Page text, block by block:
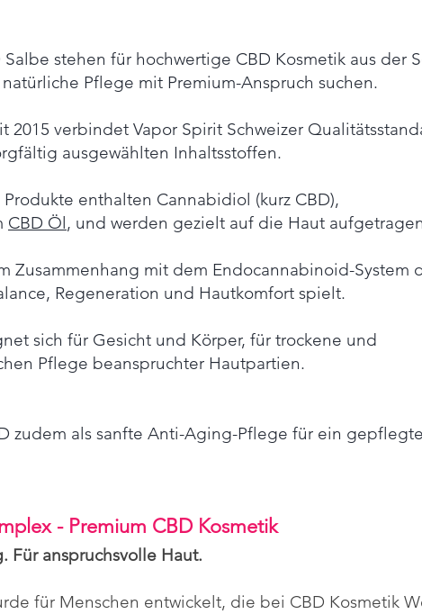
stehen für hochwertige CBD Kosmetik aus der
Pflege mit Premium-Anspruch suchen.
2015 verbindet Vapor Spirit Schweizer
ausgewählten Inhaltsstoffen.
enthalten Cannabidiol (kurz CBD),
CBD Öl, und werden gezielt auf die Haut
Zusammenhang mit dem Endocannabinoid-System
Regeneration und Hautkomfort spielt.
sich für Gesicht und Körper, für trockene und
Pflege beanspruchter Hautpartien.
zudem als sanfte Anti-Aging-Pflege für ein
- Premium CBD Kosmetik
Für anspruchsvolle Haut.
für Menschen entwickelt, die bei CBD Kosmetik